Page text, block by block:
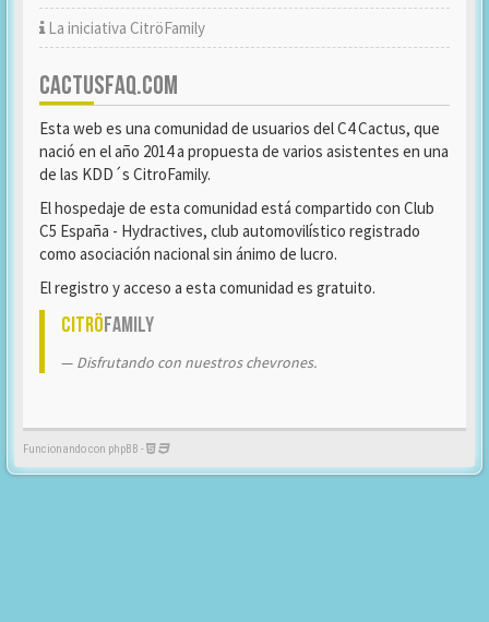
La iniciativa CitröFamily
CACTUSFAQ.COM
Esta web es una comunidad de usuarios del C4 Cactus, que
nació en el año 2014 a propuesta de varios asistentes en una
de las KDD´s CitroFamily.
El hospedaje de esta comunidad está compartido con Club
C5 España - Hydractives, club automovilístico registrado
como asociación nacional sin ánimo de lucro.
El registro y acceso a esta comunidad es gratuito.
CitröFamily
Disfrutando con nuestros chevrones.
Funcionando con phpBB -